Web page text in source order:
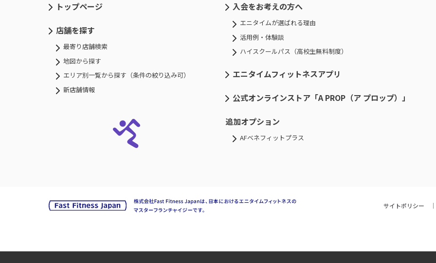
トップページ
店舗を探す
最寄り店舗検索
地図から探す
エリア別一覧から探す（条件の絞り込み可）
新店舗情報
入会をお考えの方へ
エニタイムが選ばれる理由
活用例・体験談
ハイスクールパス（高校生無料制度）
エニタイムフィットネスアプリ
公式オンラインストア「A PROP（ア プロップ）」
追加オプション
AFベネフィットプラス
サイトポリシー